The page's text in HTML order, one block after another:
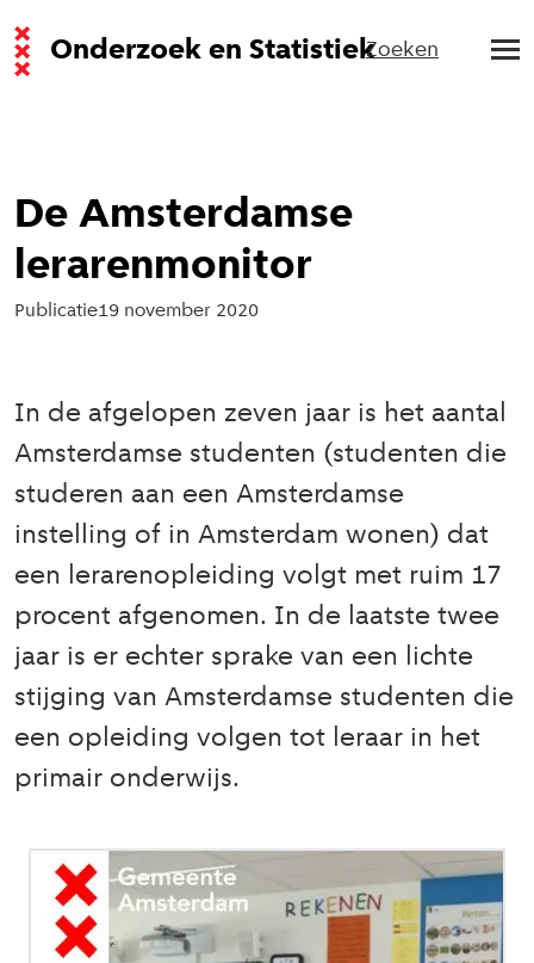
Onderzoek en StatistiekZoeken
De Amsterdamse
lerarenmonitor
Publicatie19 november 2020
In de afgelopen zeven jaar is het aantal
Amsterdamse studenten (studenten die
studeren aan een Amsterdamse
instelling of in Amsterdam wonen) dat
een lerarenopleiding volgt met ruim 17
procent afgenomen. In de laatste twee
jaar is er echter sprake van een lichte
stijging van Amsterdamse studenten die
een opleiding volgen tot leraar in het
primair onderwijs.